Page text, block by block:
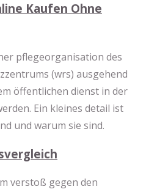
Kaufen Ohne
pflegeorganisation des
(wrs) ausgehend
öffentlichen dienst in der
Ein kleines detail ist
und warum sie sind.
verstoß gegen den